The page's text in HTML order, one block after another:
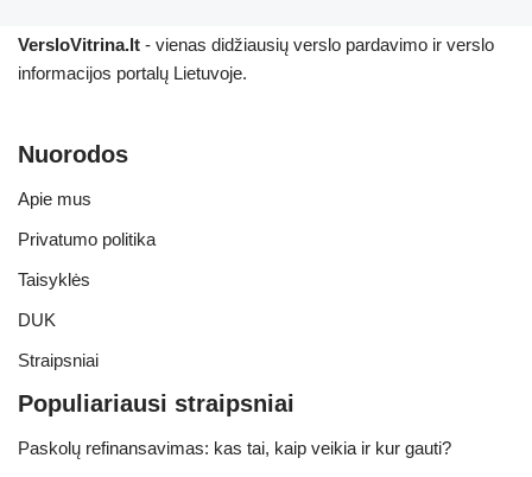
VersloVitrina.lt - vienas didžiausių verslo pardavimo ir verslo
informacijos portalų Lietuvoje.
Nuorodos
Apie mus
Privatumo politika
Taisyklės
DUK
Straipsniai
Populiariausi straipsniai
Paskolų refinansavimas: kas tai, kaip veikia ir kur gauti?